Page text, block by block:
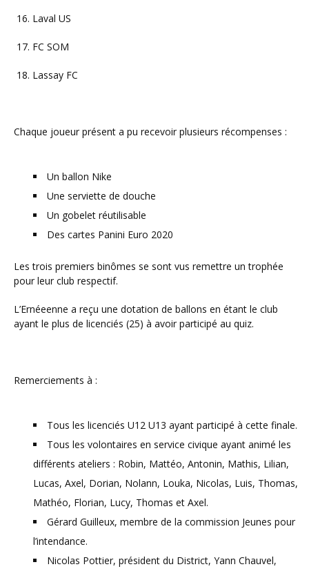
16. Laval US
17. FC SOM
18. Lassay FC
Chaque joueur présent a pu recevoir plusieurs récompenses :
Un ballon Nike
Une serviette de douche
Un gobelet réutilisable
Des cartes Panini Euro 2020
Les trois premiers binômes se sont vus remettre un trophée
pour leur club respectif.
L’Ernéeenne a reçu une dotation de ballons en étant le club
ayant le plus de licenciés (25) à avoir participé au quiz.
Remerciements à :
Tous les licenciés U12 U13 ayant participé à cette finale.
Tous les volontaires en service civique ayant animé les
différents ateliers : Robin, Mattéo, Antonin, Mathis, Lilian,
Lucas, Axel, Dorian, Nolann, Louka, Nicolas, Luis, Thomas,
Mathéo, Florian, Lucy, Thomas et Axel.
Gérard Guilleux, membre de la commission Jeunes pour
l’intendance.
Nicolas Pottier, président du District, Yann Chauvel,